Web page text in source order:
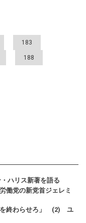
183
188
ハリス新著を語る
働党の新党首ジェレミ
を終わらせろ」 (2) ユ